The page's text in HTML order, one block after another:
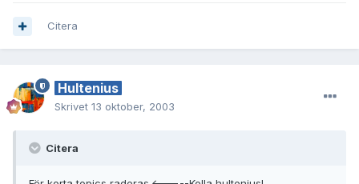
Citera
Hultenius
Skrivet 13 oktober, 2003
Citera